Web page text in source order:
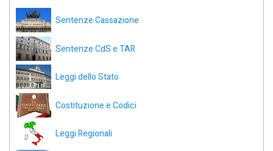
Sentenze Cassazione
Sentenze CdS e TAR
Leggi dello Stato
Costituzione e Codici
Leggi Regionali